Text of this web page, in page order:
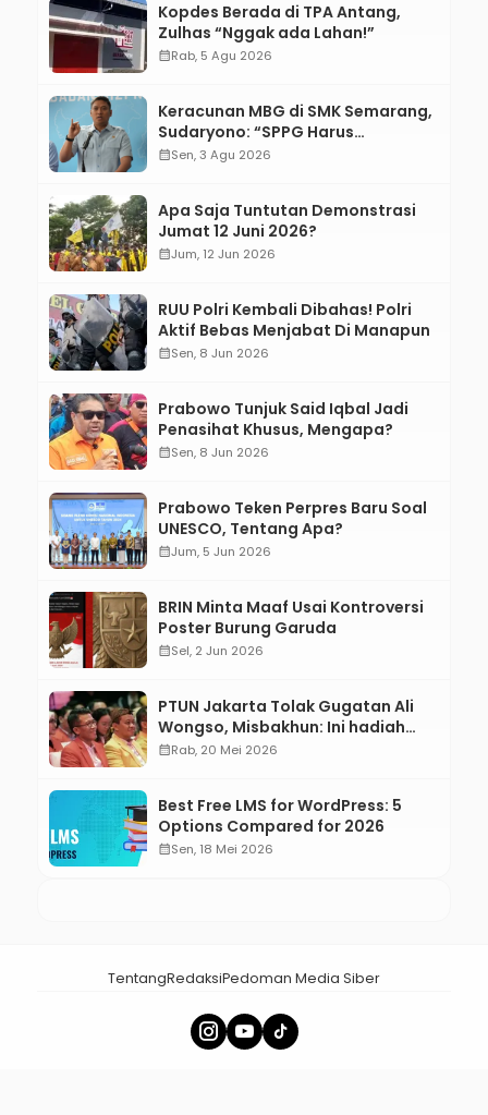
Kopdes Berada di TPA Antang,
Zulhas “Nggak ada Lahan!”
calendar_monthRab, 5 Agu 2026
Keracunan MBG di SMK Semarang,
Sudaryono: “SPPG Harus
Bertanggung Jawab!”
calendar_monthSen, 3 Agu 2026
Apa Saja Tuntutan Demonstrasi
Jumat 12 Juni 2026?
calendar_monthJum, 12 Jun 2026
RUU Polri Kembali Dibahas! Polri
Aktif Bebas Menjabat Di Manapun
calendar_monthSen, 8 Jun 2026
Prabowo Tunjuk Said Iqbal Jadi
Penasihat Khusus, Mengapa?
calendar_monthSen, 8 Jun 2026
Prabowo Teken Perpres Baru Soal
UNESCO, Tentang Apa?
calendar_monthJum, 5 Jun 2026
BRIN Minta Maaf Usai Kontroversi
Poster Burung Garuda
calendar_monthSel, 2 Jun 2026
PTUN Jakarta Tolak Gugatan Ali
Wongso, Misbakhun: Ini hadiah
Ulang Tahun Ke-66 SOKSI
calendar_monthRab, 20 Mei 2026
Best Free LMS for WordPress: 5
Options Compared for 2026
calendar_monthSen, 18 Mei 2026
TentangRedaksiPedoman Media Siber